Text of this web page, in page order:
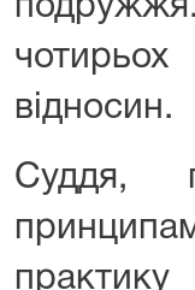
чотирьох
відносин.
Суддя,